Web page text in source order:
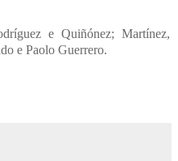
e Quiñónez; Martínez,
e Paolo Guerrero.